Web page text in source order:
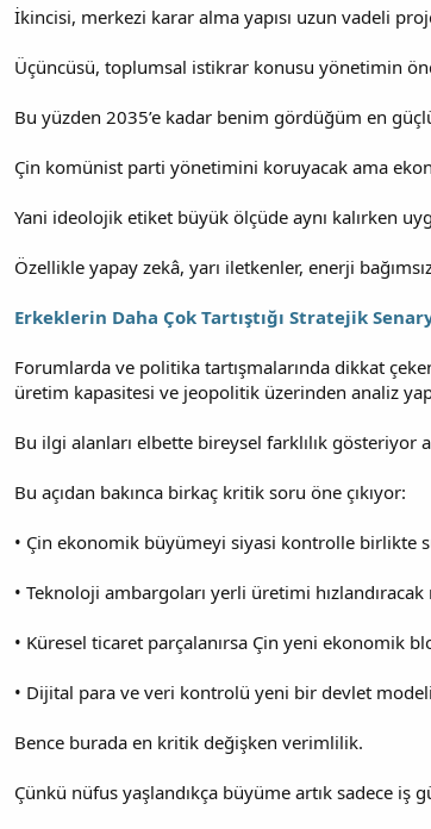
İkincisi, merkezi karar alma yapısı uzun vadeli
Üçüncüsü, toplumsal istikrar konusu yönetimin
Bu yüzden 2035’e kadar benim gördüğüm en
Çin komünist parti yönetimini koruyacak ama
Yani ideolojik etiket büyük ölçüde aynı kalırken
Özellikle yapay zekâ, yarı iletkenler, enerji
Erkeklerin Daha Çok Tartıştığı Stratejik
Forumlarda ve politika tartışmalarında dikkat
üretim kapasitesi ve jeopolitik üzerinden analiz
Bu ilgi alanları elbette bireysel farklılık gösteriyor
Bu açıdan bakınca birkaç kritik soru öne çıkıyor:
• Çin ekonomik büyümeyi siyasi kontrolle birlikte
• Teknoloji ambargoları yerli üretimi hızlandıracak
• Küresel ticaret parçalanırsa Çin yeni ekonomik
• Dijital para ve veri kontrolü yeni bir devlet
Bence burada en kritik değişken verimlilik.
Çünkü nüfus yaşlandıkça büyüme artık sadece